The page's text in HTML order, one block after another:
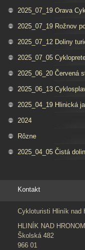
2025_07_19 Orava
2025_07_19 Rožnov
2025_07_12 Doliny
2025_07_05
2025_06_20 Červená
2025_06_13
2025_04_19 Hlinická
2024
Rôzne
2025_04_05 Čistá
Kontakt
Cykloturisti Hliník nad
HLINÍK NAD
Školská 482
966 01